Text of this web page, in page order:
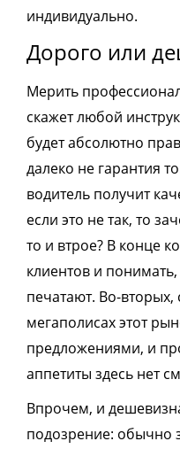
индивидуально.
Дорого или
Мерить
скажет любой
будет абсолютно
далеко не гарантия
водитель получит
если это не так, то
то и втрое? В конце
клиентов и
печатают. Во-вторых,
мегаполисах этот
предложениями, и
аппетиты здесь нет
Впрочем, и
подозрение: обычно